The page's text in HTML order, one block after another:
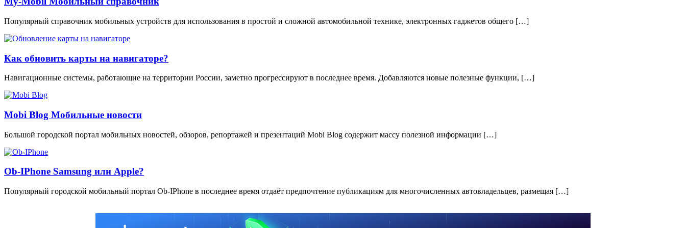
Популярный справочник мобильных устройств для использования в простой и сложной автомобильной технике, электронных гаджетов общего […]
Как обновить карты на навигаторе?
Навигационные системы, работающие на территории России, заметно прогрессируют в последнее время. Добавляются новые полезные функции, […]
Mobi Blog Мобильные новости
Большой городской портал мобильных новостей, обзоров, репортажей и презентаций Mobi Blog содержит массу полезной информации […]
Ob-IPhone Samsung или Apple?
Популярный городской мобильный портал Ob-IPhone в последнее время отдаёт предпочтение публикациям для многочисленных автовладельцев, размещая […]